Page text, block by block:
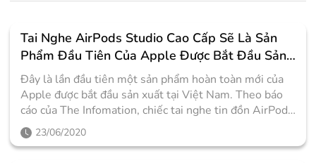
Tai Nghe AirPods Studio Cao Cấp Sẽ Là Sản
Phẩm Đầu Tiên Của Apple Được Bắt Đầu Sản
Xuất Tại Việt Nam
Đây là lần đầu tiên một sản phẩm hoàn toàn mới của
Apple được bắt đầu sản xuất tại Việt Nam. Theo báo
cáo của The Infomation, chiếc tai nghe tin đồn AirPods
Studio sẽ là sản phẩm đầu tiên của Apple được sản
xuất ngay từ đầu tại Việt Nam. Đây là một chiếc tai
23/06/2020